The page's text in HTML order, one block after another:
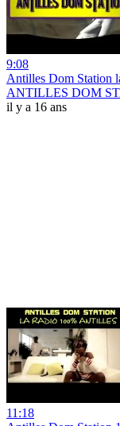
9:08
Antilles Dom Station
ANTILLES DOM
il y a 16 ans
11:18